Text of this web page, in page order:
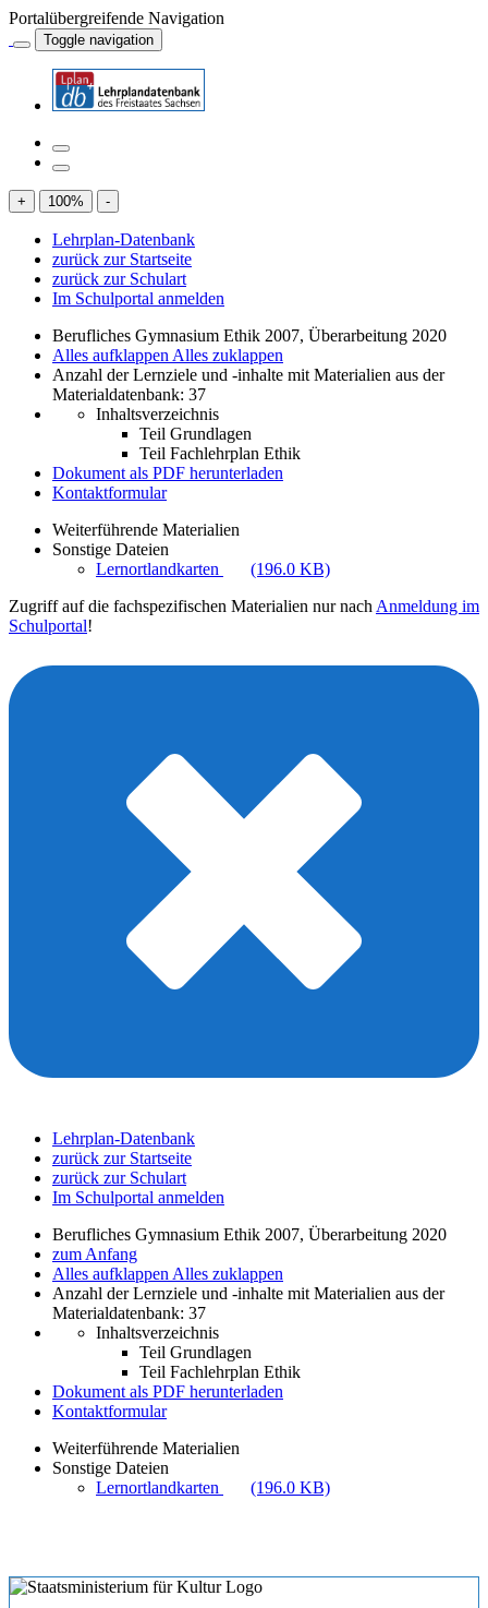
Portalübergreifende Navigation
Toggle navigation
+ 100% -
Lehrplan-Datenbank
zurück zur Startseite
zurück zur Schulart
Im Schulportal anmelden
Berufliches Gymnasium Ethik 2007, Überarbeitung 2020
Alles aufklappen Alles zuklappen
Anzahl der Lernziele und -inhalte mit Materialien aus der
Materialdatenbank: 37
Inhaltsverzeichnis
Teil Grundlagen
Teil Fachlehrplan Ethik
Dokument als PDF herunterladen
Kontaktformular
Weiterführende Materialien
Sonstige Dateien
Lernortlandkarten
(196.0 KB)
Zugriff auf die fachspezifischen Materialien nur nach Anmeldung im
Schulportal!
Lehrplan-Datenbank
zurück zur Startseite
zurück zur Schulart
Im Schulportal anmelden
Berufliches Gymnasium Ethik 2007, Überarbeitung 2020
zum Anfang
Alles aufklappen Alles zuklappen
Anzahl der Lernziele und -inhalte mit Materialien aus der
Materialdatenbank: 37
Inhaltsverzeichnis
Teil Grundlagen
Teil Fachlehrplan Ethik
Dokument als PDF herunterladen
Kontaktformular
Weiterführende Materialien
Sonstige Dateien
Lernortlandkarten
(196.0 KB)